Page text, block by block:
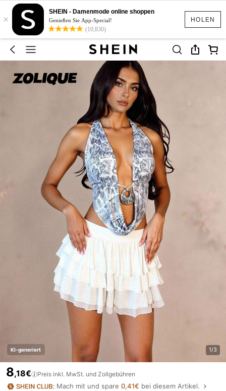
HOLEN
×
SHEIN - Damenmode online shoppen
Genießen Sie App-Special!
(10,830)
KI-generiert 1/3
8,18€ Preis inkl. MwSt. und Zollgebühren
Mach mit und spare0,41€ bei diesem Artikel.